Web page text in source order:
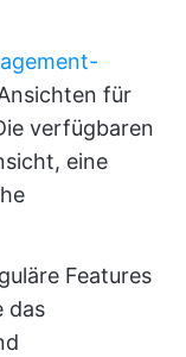
für
verfügbaren
eine
Features
das